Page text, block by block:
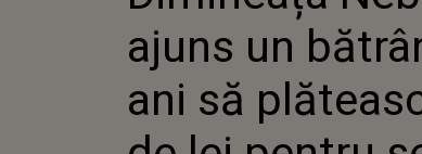
- AUDIO
ajuns un
ani să